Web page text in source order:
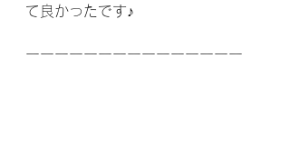
て良かったです♪
ーーーーーーーーーーーーーーー